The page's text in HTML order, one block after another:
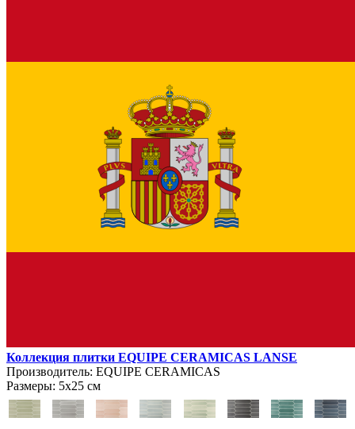
Коллекция плитки EQUIPE CERAMICAS LANSE
Производитель: EQUIPE CERAMICAS
Размеры: 5х25 см